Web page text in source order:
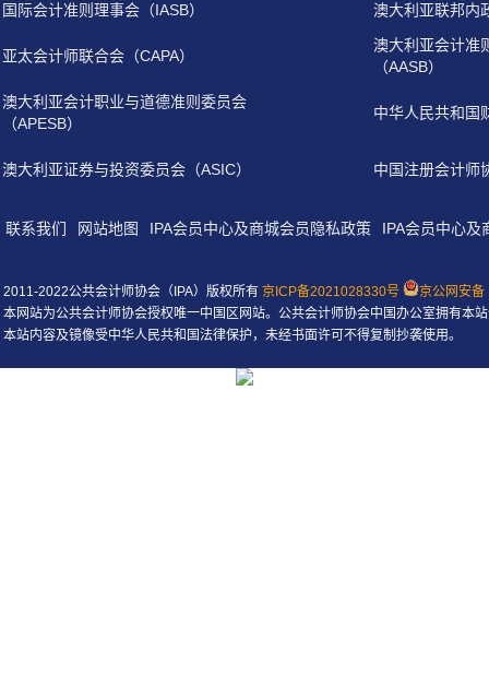
国际会计准则理事会（IASB） 澳大利亚联邦内
亚太会计师联合会（CAPA）
澳大利亚会计准
（AASB）
澳大利亚会计职业与道德准则委员会
（APESB）
中华人民共和国
澳大利亚证券与投资委员会（ASIC） 中国注册会计师
联系我们 网站地图 IPA会员中心及商城会员隐私政策 IPA会员中心及
2011-2022公共会计师协会（IPA）版权所有 京ICP备2021028330号
京公网安
本网站为公共会计师协会授权唯一中国区网站。公共会计师协会中国办公室拥有本
本站内容及镜像受中华人民共和国法律保护，未经书面许可不得复制抄袭使用。